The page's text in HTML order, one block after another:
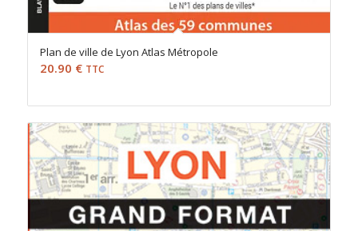
Plan de ville de Lyon Atlas Métropole
20.90 € TTC